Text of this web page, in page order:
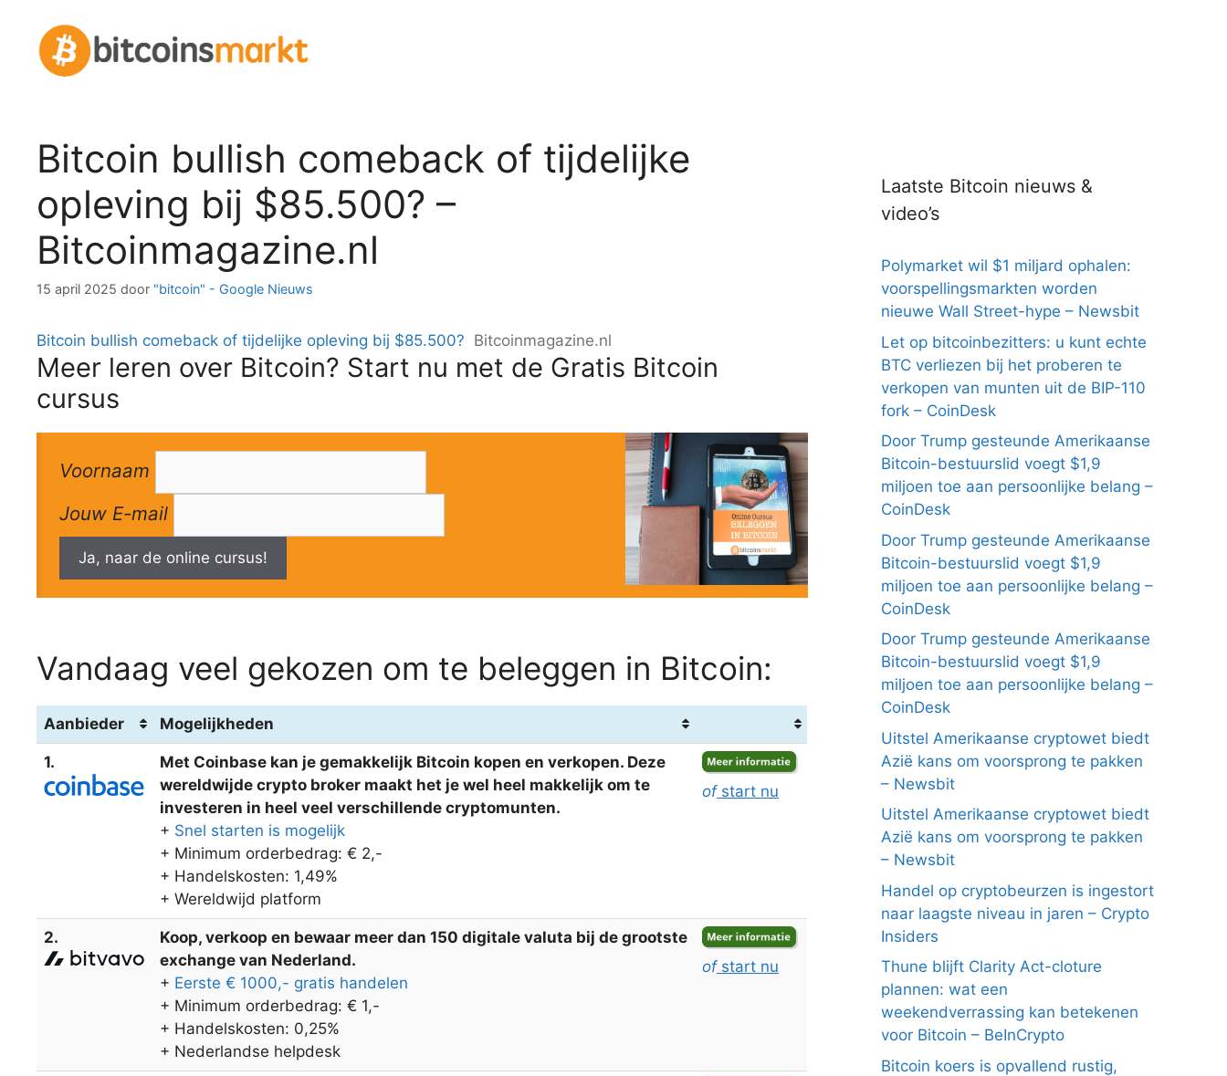
inhoud
Bitcoin bullish comeback of tijdelijke
opleving bij $85.500? –
Bitcoinmagazine.nl
15 april 2025 door "bitcoin" - Google Nieuws
Bitcoin bullish comeback of tijdelijke opleving bij $85.500? Bitcoinmagazine.nl
Meer leren over Bitcoin? Start nu met de Gratis Bitcoin
cursus
Voornaam
Jouw E-mail
Ja, naar de online cursus!
Vandaag veel gekozen om te beleggen in Bitcoin:
Aanbieder Mogelijkheden
1.
Met Coinbase kan je gemakkelijk Bitcoin kopen en verkopen. Deze
wereldwijde crypto broker maakt het je wel heel makkelijk om te
investeren in heel veel verschillende cryptomunten.
+ Snel starten is mogelijk
+ Minimum orderbedrag: € 2,-
+ Handelskosten: 1,49%
+ Wereldwijd platform
ofstart nu
2.
Koop, verkoop en bewaar meer dan 150 digitale valuta bij de grootste
exchange van Nederland.
+ Eerste € 1000,- gratis handelen
+ Minimum orderbedrag: € 1,-
+ Handelskosten: 0,25%
+ Nederlandse helpdesk
ofstart nu
Laatste Bitcoin nieuws &
video’s
Polymarket wil $1 miljard ophalen:
voorspellingsmarkten worden
nieuwe Wall Street-hype – Newsbit
Let op bitcoinbezitters: u kunt echte
BTC verliezen bij het proberen te
verkopen van munten uit de BIP-110
fork – CoinDesk
Door Trump gesteunde Amerikaanse
Bitcoin-bestuurslid voegt $1,9
miljoen toe aan persoonlijke belang –
CoinDesk
Door Trump gesteunde Amerikaanse
Bitcoin-bestuurslid voegt $1,9
miljoen toe aan persoonlijke belang –
CoinDesk
Door Trump gesteunde Amerikaanse
Bitcoin-bestuurslid voegt $1,9
miljoen toe aan persoonlijke belang –
CoinDesk
Uitstel Amerikaanse cryptowet biedt
Azië kans om voorsprong te pakken
– Newsbit
Uitstel Amerikaanse cryptowet biedt
Azië kans om voorsprong te pakken
– Newsbit
Handel op cryptobeurzen is ingestort
naar laagste niveau in jaren – Crypto
Insiders
Thune blijft Clarity Act-cloture
plannen: wat een
weekendverrassing kan betekenen
voor Bitcoin – BeInCrypto
Bitcoin koers is opvallend rustig,